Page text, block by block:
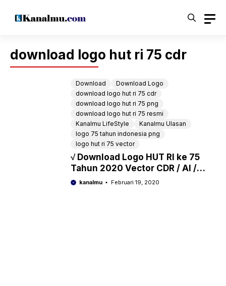
download logo hut ri 75 cdr
Download
Download Logo
download logo hut ri 75 cdr
download logo hut ri 75 png
download logo hut ri 75 resmi
Kanalmu LifeStyle
Kanalmu Ulasan
logo 75 tahun indonesia png
logo hut ri 75 vector
√ Download Logo HUT RI ke 75
Tahun 2020 Vector CDR / AI /
PNG / EPS
kanalmu Februari 19, 2020